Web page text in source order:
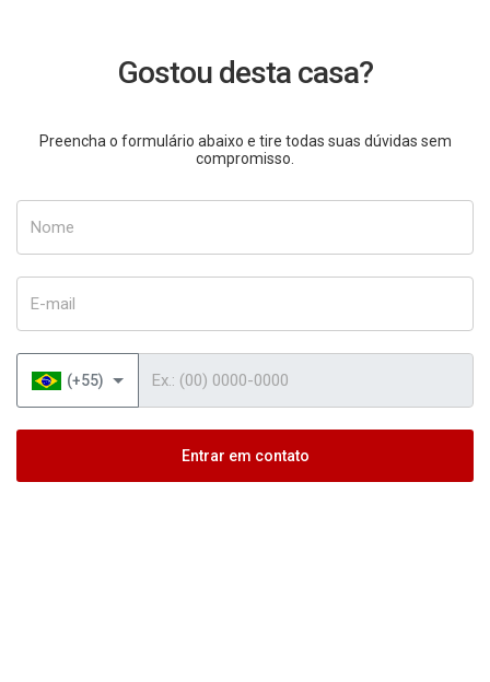
Gostou desta casa?
Preencha o formulário abaixo e tire todas suas dúvidas sem
compromisso.
(+55)
Entrar em contato